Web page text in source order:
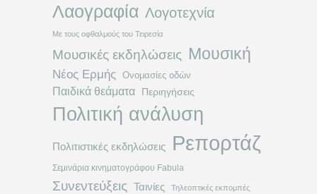
Λαογραφία Λογοτεχνία
Με τους οφθαλμούς του Τειρεσία
Μουσικές εκδηλώσεις Μουσική
Νέος Ερμής Ονομασίες οδών
Παιδικά θεάματα Περιηγήσεις
Πολιτική ανάλυση
Πολιτιστικές εκδηλώσεις Ρεπορτάζ
Σεμινάρια κινηματογράφου Fabula
Συνεντεύξεις Ταινίες Τηλεοπτικές εκπομπές